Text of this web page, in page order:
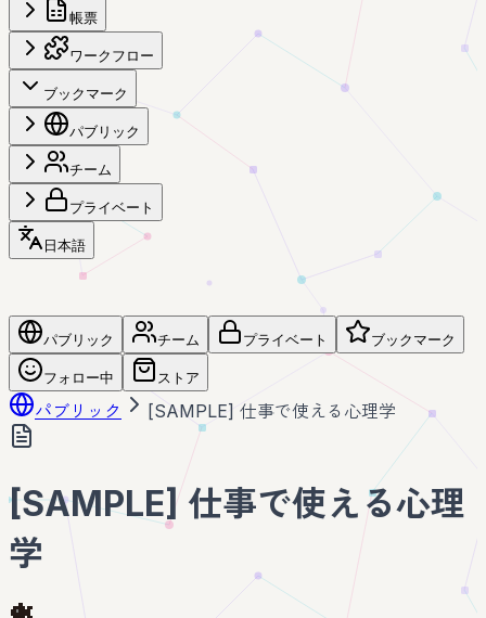
帳票
ワークフロー
ブックマーク
パブリック
チーム
プライベート
日本語
パブリック チーム プライベート ブックマーク
フォロー中 ストア
パブリック [SAMPLE] 仕事で使える心理学
[SAMPLE] 仕事で使える心理
学